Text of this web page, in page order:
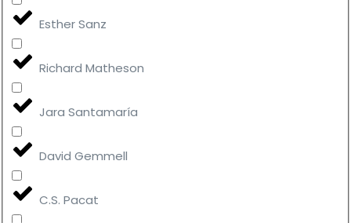
Esther Sanz
Richard Matheson
Jara Santamaría
David Gemmell
C.S. Pacat